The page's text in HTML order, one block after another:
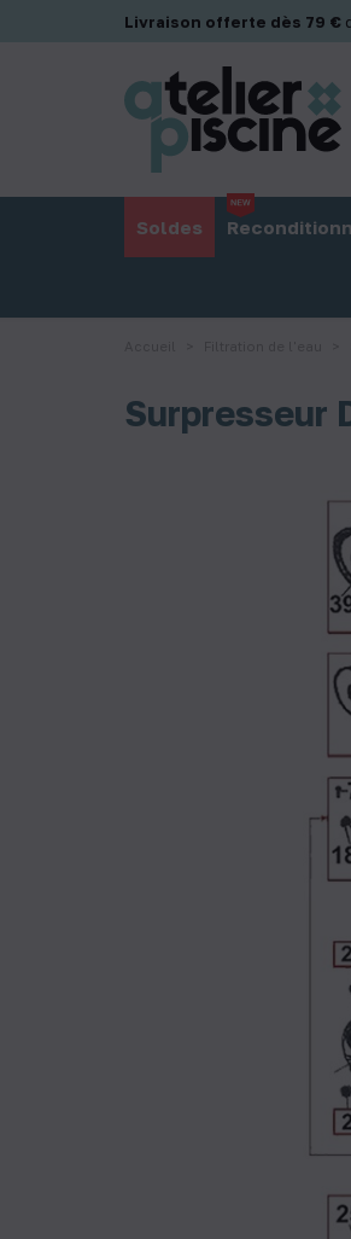
Livraison offerte dès 79 €
Soldes
Surpresseur